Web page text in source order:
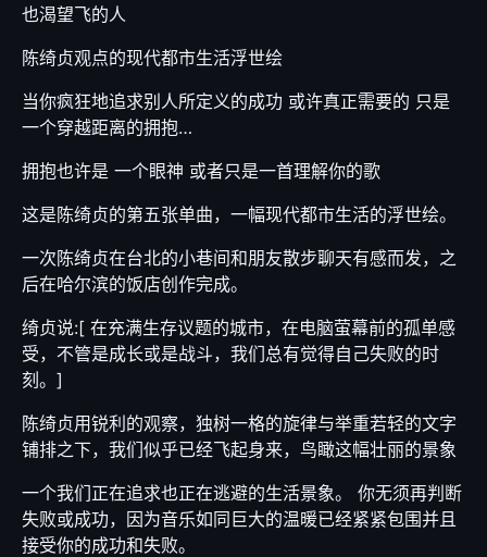
也渴望飞的人
陈绮贞观点的现代都市生活浮世绘
当你疯狂地追求别人所定义的成功 或许真正需要的 只是
一个穿越距离的拥抱…
拥抱也许是 一个眼神 或者只是一首理解你的歌
这是陈绮贞的第五张单曲，一幅现代都市生活的浮世绘。
一次陈绮贞在台北的小巷间和朋友散步聊天有感而发，之
后在哈尔滨的饭店创作完成。
绮贞说:[ 在充满生存议题的城市，在电脑萤幕前的孤单感
受，不管是成长或是战斗，我们总有觉得自己失败的时
刻。]
陈绮贞用锐利的观察，独树一格的旋律与举重若轻的文字
铺排之下，我们似乎已经飞起身来，鸟瞰这幅壮丽的景象
一个我们正在追求也正在逃避的生活景象。 你无须再判断
失败或成功，因为音乐如同巨大的温暖已经紧紧包围并且
接受你的成功和失败。